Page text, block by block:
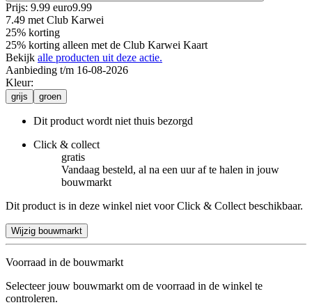
Prijs: 9.99 euro9.99
7.49 met Club Karwei
25% korting
25% korting alleen met de Club Karwei Kaart
Bekijk alle producten uit deze actie.
Aanbieding t/m 16-08-2026
Kleur:
grijs groen
Dit product wordt niet thuis bezorgd
Click & collect
gratis
Vandaag besteld, al na een uur af te halen in jouw
bouwmarkt
Dit product is in deze winkel niet voor Click & Collect beschikbaar.
Wijzig bouwmarkt
Voorraad in de bouwmarkt
Selecteer jouw bouwmarkt om de voorraad in de winkel te
controleren.